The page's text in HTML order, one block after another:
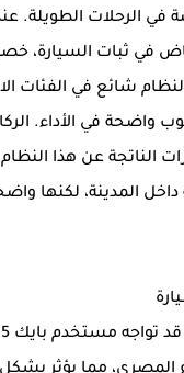
في الرحلات الطويلة.
في ثبات السيارة،
شائع في الفئات
واضحة في الأداء.
الناتجة عن هذا
المدينة، لكنها
المصري، مما يؤثر